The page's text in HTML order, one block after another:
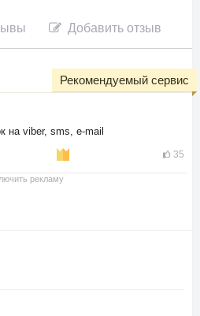
Добавить отзыв
на viber, sms, e-mail
35
Рекомендуемый сервис
рекламу